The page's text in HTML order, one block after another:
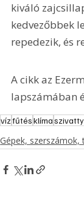
kiváló
kedvezőbbek
repedezik, és
A cikk az
lapszámában
vízfűtésklíma
Gépek, szerszámok,